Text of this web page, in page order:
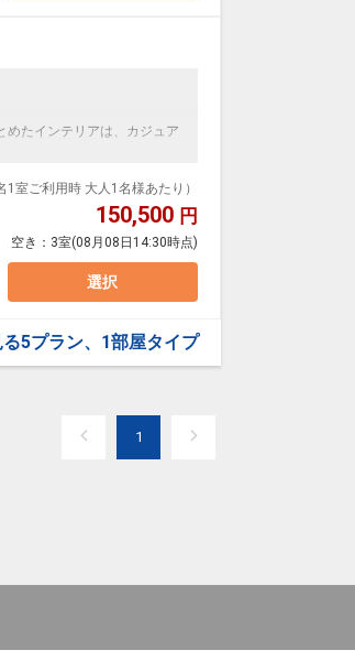
めたインテリアは、カジュア
イヤルビューホテル美ら海
1室ご利用時 大人1名様あたり）
150,500 円
空き： 3室(08月08日14:30時点)
選択
5プラン、1部屋タイプ
1